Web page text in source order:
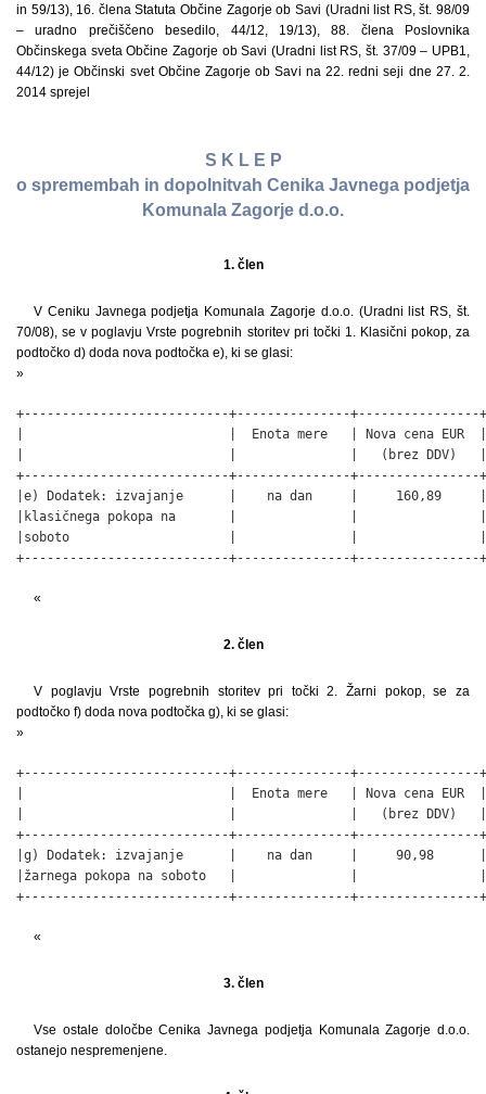
in 59/13), 16. člena Statuta Občine Zagorje ob Savi (Uradni list RS, št. 98/09
– uradno prečiščeno besedilo, 44/12, 19/13), 88. člena Poslovnika
Občinskega sveta Občine Zagorje ob Savi (Uradni list RS, št. 37/09 – UPB1,
44/12) je Občinski svet Občine Zagorje ob Savi na 22. redni seji dne 27. 2.
2014 sprejel
S K L E P
o spremembah in dopolnitvah Cenika Javnega podjetja
Komunala Zagorje d.o.o.
1. člen
V Ceniku Javnega podjetja Komunala Zagorje d.o.o. (Uradni list RS, št.
70/08), se v poglavju Vrste pogrebnih storitev pri točki 1. Klasični pokop, za
podtočko d) doda nova podtočka e), ki se glasi:
»
+---------------------------+---------------+----------------+
|                           |  Enota mere   | Nova cena EUR  |
|                           |               |   (brez DDV)   |
+---------------------------+---------------+----------------+
|e) Dodatek: izvajanje      |    na dan     |     160,89     |
|klasičnega pokopa na       |               |                |
|soboto                     |               |                |
+---------------------------+---------------+----------------+
«
2. člen
V poglavju Vrste pogrebnih storitev pri točki 2. Žarni pokop, se za
podtočko f) doda nova podtočka g), ki se glasi:
»
+---------------------------+---------------+----------------+
|                           |  Enota mere   | Nova cena EUR  |
|                           |               |   (brez DDV)   |
+---------------------------+---------------+----------------+
|g) Dodatek: izvajanje      |    na dan     |     90,98      |
|žarnega pokopa na soboto   |               |                |
+---------------------------+---------------+----------------+
«
3. člen
Vse ostale določbe Cenika Javnega podjetja Komunala Zagorje d.o.o.
ostanejo nespremenjene.